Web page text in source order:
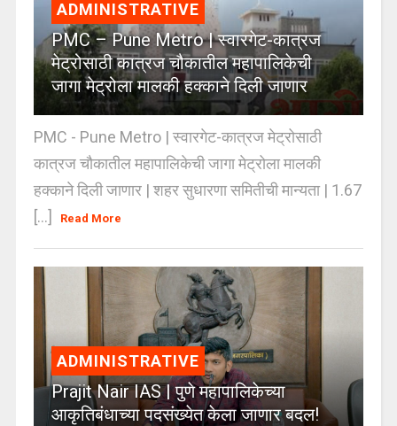
ADMINISTRATIVE
PMC – Pune Metro | स्वारगेट-कात्रज
मेट्रोसाठी कात्रज चौकातील महापालिकेची
जागा मेट्रोला मालकी हक्काने दिली जाणार
PMC - Pune Metro | स्वारगेट-कात्रज मेट्रोसाठी
कात्रज चौकातील महापालिकेची जागा मेट्रोला मालकी
हक्काने दिली जाणार | शहर सुधारणा समितीची मान्यता | 1.67
[...]
Read More
ADMINISTRATIVE
Prajit Nair IAS | पुणे महापालिकेच्या
आकृतिबंधाच्या पदसंख्येत केला जाणार बदल!